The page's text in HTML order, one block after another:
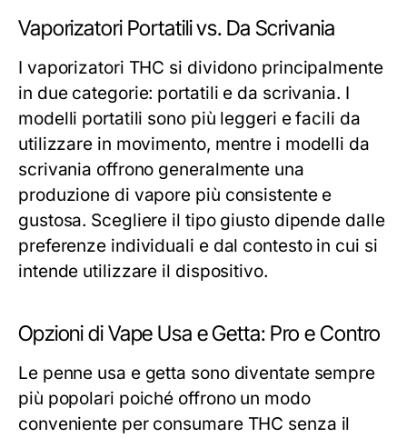
Vaporizatori Portatili vs. Da Scrivania
I vaporizatori THC si dividono principalmente
in due categorie: portatili e da scrivania. I
modelli portatili sono più leggeri e facili da
utilizzare in movimento, mentre i modelli da
scrivania offrono generalmente una
produzione di vapore più consistente e
gustosa. Scegliere il tipo giusto dipende dalle
preferenze individuali e dal contesto in cui si
intende utilizzare il dispositivo.
Opzioni di Vape Usa e Getta: Pro e Contro
Le penne usa e getta sono diventate sempre
più popolari poiché offrono un modo
conveniente per consumare THC senza il